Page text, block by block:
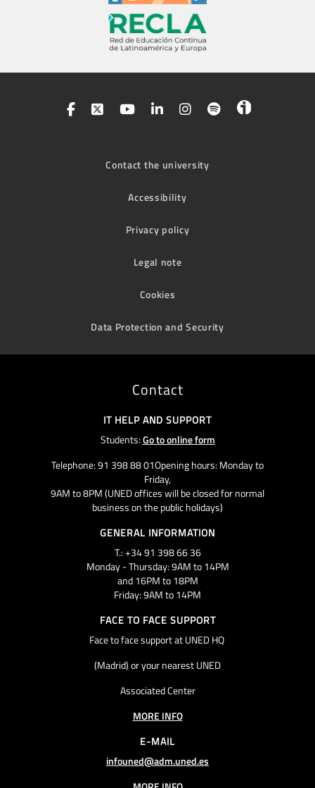
Contact the university
Accessibility
Privacy policy
Legal note
Cookies
Data Protection and Security
Contact
IT HELP AND SUPPORT
Students:Go to online form
Telephone: 91 398 88 01Opening hours: Monday to
Friday,
9AM to 8PM (UNED offices will be closed for normal
business on the public holidays)
GENERAL INFORMATION
T.: +34 91 398 66 36
Monday - Thursday: 9AM to 14PM
and 16PM to 18PM
Friday: 9AM to 14PM
FACE TO FACE SUPPORT
Face to face support at UNED HQ
(Madrid) or your nearest UNED
Associated Center
MORE INFO
E-MAIL
infouned@adm.uned.es